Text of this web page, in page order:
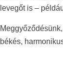
levegőt is –
békés,